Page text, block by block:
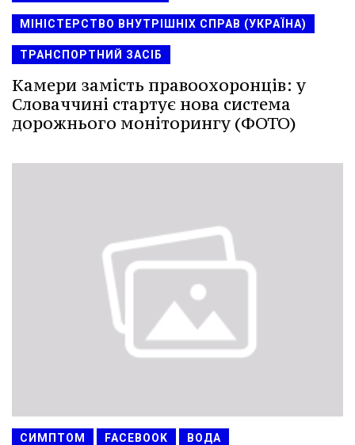
МІНІСТЕРСТВО ВНУТРІШНІХ СПРАВ (УКРАЇНА)
ТРАНСПОРТНИЙ ЗАСІБ
Камери замість правоохоронців: у
Словаччині стартує нова система
дорожнього моніторингу (ФОТО)
СИМПТОМ FACEBOOK ВОДА